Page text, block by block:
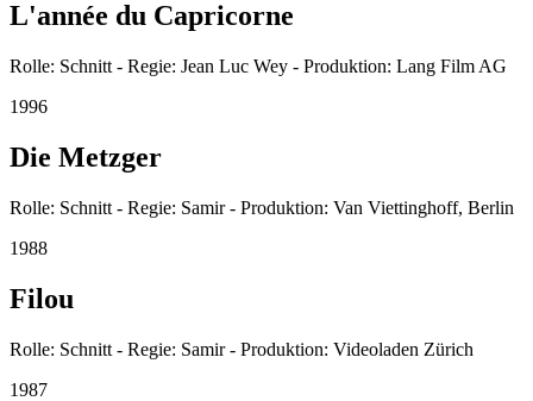
L'année du Capricorne
Rolle: Schnitt - Regie: Jean Luc Wey - Produktion: Lang Film AG
1996
Die Metzger
Rolle: Schnitt - Regie: Samir - Produktion: Van Viettinghoff, Berlin
1988
Filou
Rolle: Schnitt - Regie: Samir - Produktion: Videoladen Zürich
1987